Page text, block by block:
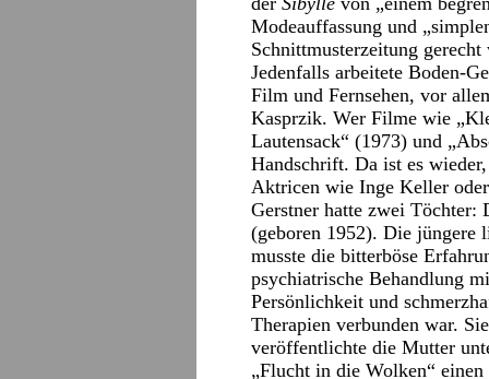
Modeauffassung und
Schnittmusterzeitung gerecht
Jedenfalls arbeitete Boden-
Film und Fernsehen, vor
Kasprzik. Wer Filme wie
Lautensack“ (1973) und
Handschrift. Da ist es
Aktricen wie Inge Keller
Gerstner hatte zwei Töchter:
(geboren 1952). Die jüngere
musste die bitterböse
psychiatrische Behandlung
Persönlichkeit und
Therapien verbunden war.
veröffentlichte die Mutter
„Flucht in die Wolken“